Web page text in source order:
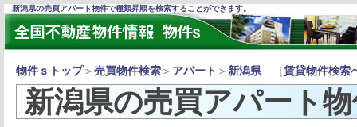
新潟県の売買アパート物件で種類昇順を検索することができます。
物件ｓトップ＞ 売買物件検索 ＞ アパート ＞ 新潟県［賃貸物件検索
新潟県の売買アパート